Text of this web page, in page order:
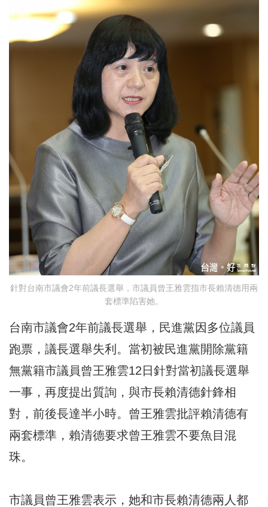
針對台南市議會2年前議長選舉，市議員曾王雅雲指市長賴清德用兩
套標準陷害她。
台南市議會2年前議長選舉，民進黨因多位議員
跑票，議長選舉失利。當初被民進黨開除黨籍
無黨籍市議員曾王雅雲12日針對當初議長選舉
一事，再度提出質詢，與市長賴清德針鋒相
對，前後長達半小時。曾王雅雲批評賴清德有
兩套標準，賴清德要求曾王雅雲不要魚目混
珠。
市議員曾王雅雲表示，她和市長賴清德兩人都